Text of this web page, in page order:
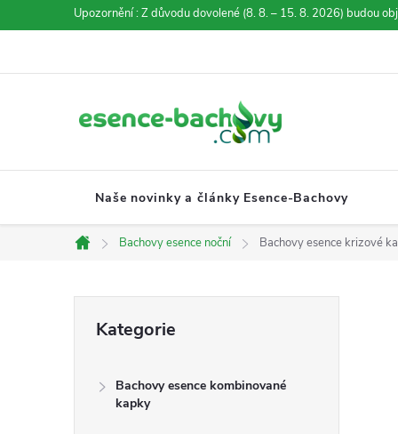
na
Upozornění : Z důvodu dovolené (8. 8. – 15. 8. 2026) budou
Naše novinky a články Esence-Bachovy
Domů
Bachovy esence noční Bachovy esence krizové
kategorie
Kategorie
Bachovy esence kombinované
kapky